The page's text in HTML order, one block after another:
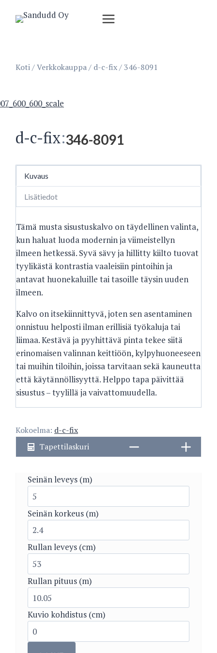
sisältöön
Koti/Verkkokauppa/ d-c-fix/ 346-8091
d-c-fix:346-8091
Kuvaus
Lisätiedot
Tämä musta sisustuskalvo on täydellinen valinta,
kun haluat luoda modernin ja viimeistellyn
ilmeen hetkessä. Syvä sävy ja hillitty kiilto tuovat
tyylikästä kontrastia vaaleisiin pintoihin ja
antavat huonekaluille tai tasoille täysin uuden
ilmeen.
Kalvo on itsekiinnittyvä, joten sen asentaminen
onnistuu helposti ilman erillisiä työkaluja tai
liimaa. Kestävä ja pyyhittävä pinta tekee siitä
erinomaisen valinnan keittiöön, kylpyhuoneeseen
tai muihin tiloihin, joissa tarvitaan sekä kauneutta
että käytännöllisyyttä. Helppo tapa päivittää
sisustus – tyylillä ja vaivattomuudella.
Kokoelma: d-c-fix
Tapettilaskuri
Seinän leveys (m)
Seinän korkeus (m)
Rullan leveys (cm)
Rullan pituus (m)
Kuvio kohdistus (cm)